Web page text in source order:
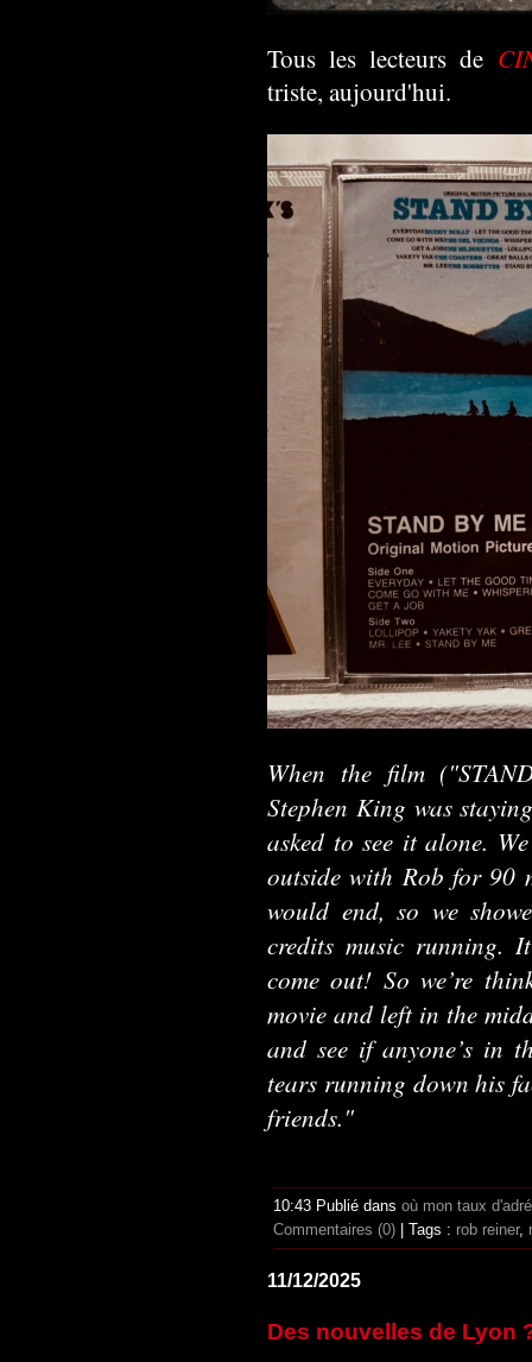
Tous les lecteurs de
triste, aujourd'hui.
When the film
Stephen King was
asked to see it alone.
outside with Rob for 90
would end, so we
credits music running.
come out! So we’re
movie and left in the
and see if anyone’s in
tears running down his
friends."
10:43 Publié dans où mon taux
Commentaires (0) | Tags : rob reiner,
11/12/2025
Des nouvelles de Lyon